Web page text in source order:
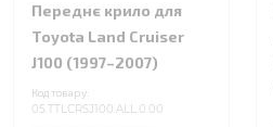
Переднє крило для
Toyota Land Cruiser
J100 (1997–2007)
Код товару:
05.TTLCRSJ100.ALL.0.00